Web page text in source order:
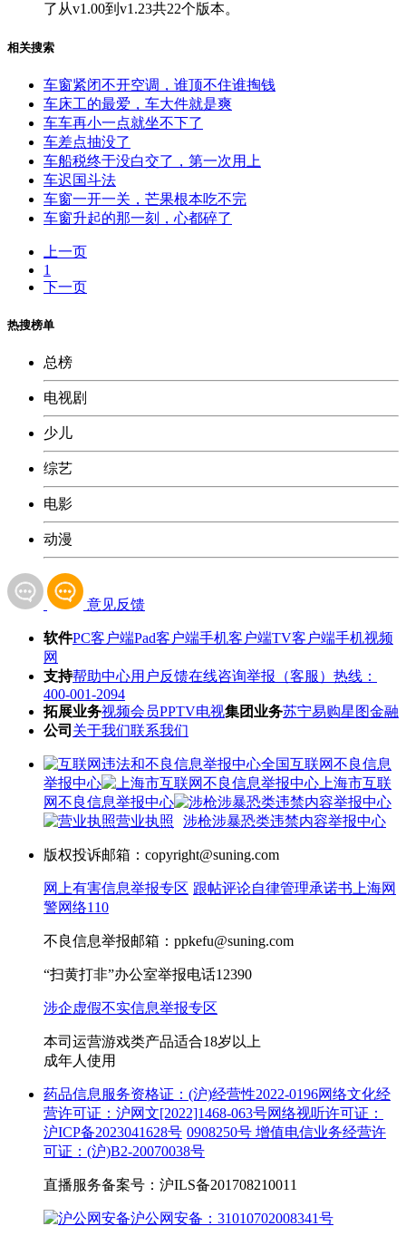
了从v1.00到v1.23共22个版本。
相关搜索
车窗紧闭不开空调，谁顶不住谁掏钱
车床工的最爱，车大件就是爽
车车再小一点就坐不下了
车差点抽没了
车船税终于没白交了，第一次用上
车迟国斗法
车窗一开一关，芒果根本吃不完
车窗升起的那一刻，心都碎了
上一页
1
下一页
热搜榜单
总榜
电视剧
少儿
综艺
电影
动漫
意见反馈
软件PC客户端Pad客户端手机客户端TV客户端手机视频
网
支持帮助中心用户反馈在线咨询举报（客服）热线：
400-001-2094
拓展业务视频会员PPTV电视集团业务苏宁易购星图金融
公司 关于我们联系我们
全国互联网不良信息
举报中心
上海市互联
网不良信息举报中心
涉枪涉暴恐类违禁内容举报中心
营业执照
版权投诉邮箱：copyright@suning.com
跟帖评论自律管理承诺书
网上有害信息举报专区
上海网
警网络110
不良信息举报邮箱：ppkefu@suning.com
“扫黄打非”办公室举报电话12390
涉企虚假不实信息举报专区
本司运营游戏类产品适合18岁以上
成年人使用
药品信息服务资格证：(沪)经营性2022-0196网络文化经
营许可证：沪网文[2022]1468-063号
沪ICP备2023041628号
网络视听许可证：
0908250号 增值电信业务经营许
可证：(沪)B2-20070038号
直播服务备案号：沪ILS备201708210011
沪公网安备：31010702008341号